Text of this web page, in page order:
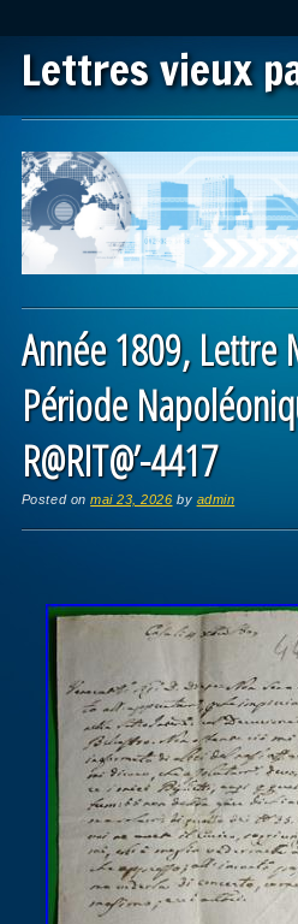
Lettres vieux
Main menu
Année 1809, Lettre
Période
R@RIT@’-4417
Posted onmai 23, 2026 by admin